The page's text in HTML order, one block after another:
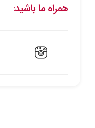
همراه ما باشید: